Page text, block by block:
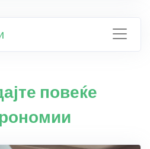
повеќе